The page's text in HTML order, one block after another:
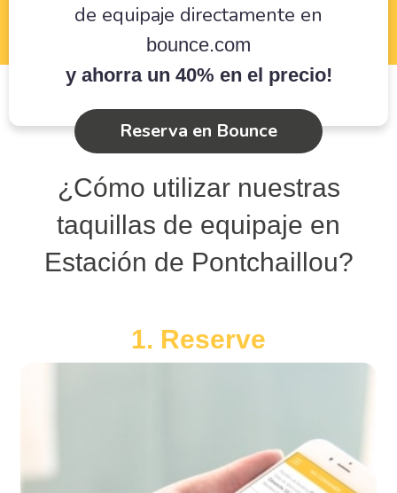
de equipaje directamente en
bounce.com
y ahorra un 40% en el precio!
Reserva en Bounce
¿Cómo utilizar nuestras
taquillas de equipaje en
Estación de Pontchaillou?
1. Reserve